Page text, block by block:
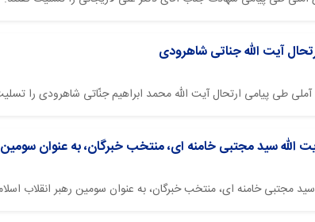
آیت الله جناتی شاهرودی
طی پیامی ارتحال آيت الله محمد ابراهیم جنّاتی شاهرودی را
الله سید مجتبی خامنه ای، منتخب خبرگان، به عنوان سومین
مجتبی خامنه ای، منتخب خبرگان، به عنوان سومین رهبر انقلاب